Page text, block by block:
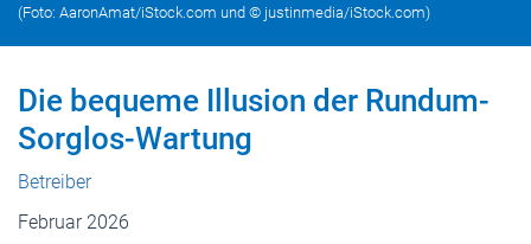
(Foto: AaronAmat/iStock.com und © justinmedia/iStock.com)
Die bequeme Illusion der Rundum-
Sorglos-Wartung
Betreiber
Februar 2026